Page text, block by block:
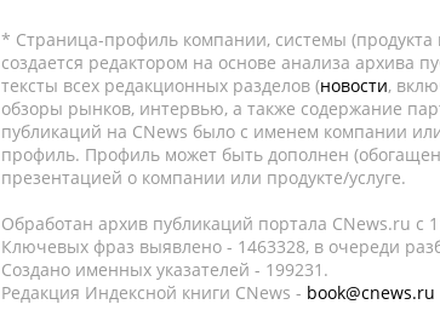
* Страница-профиль компании, системы (продукта
создается редактором на основе анализа архива
тексты всех редакционных разделов (новости,
обзоры рынков, интервью, а также содержание
публикаций на CNews было с именем компании
профиль. Профиль может быть дополнен
презентацией о компании или продукте/услуге.
Обработан архив публикаций портала CNews.ru c
Ключевых фраз выявлено - 1463328, в очереди
Создано именных указателей - 199231.
Редакция Индексной книги CNews - book@cnews.ru